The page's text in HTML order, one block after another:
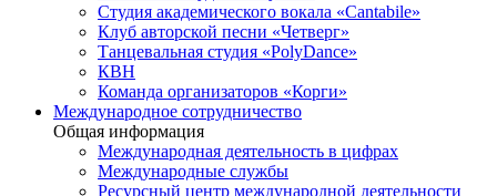
Студия академического вокала «Cantabile»
Клуб авторской песни «Четверг»
Танцевальная студия «PolyDance»
КВН
Команда организаторов «Корги»
Международное сотрудничество
Общая информация
Международная деятельность в цифрах
Международные службы
Ресурсный центр международной деятельности